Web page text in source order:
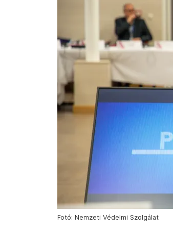
Fotó: Nemzeti Védelmi Szolgálat